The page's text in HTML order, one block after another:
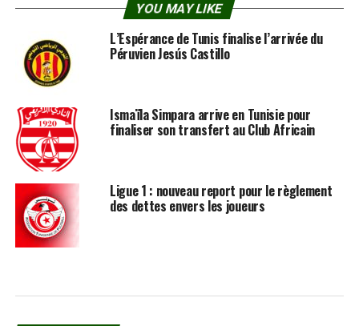
YOU MAY LIKE
L’Espérance de Tunis finalise l’arrivée du
Péruvien Jesús Castillo
Ismaïla Simpara arrive en Tunisie pour
finaliser son transfert au Club Africain
Ligue 1 : nouveau report pour le règlement
des dettes envers les joueurs